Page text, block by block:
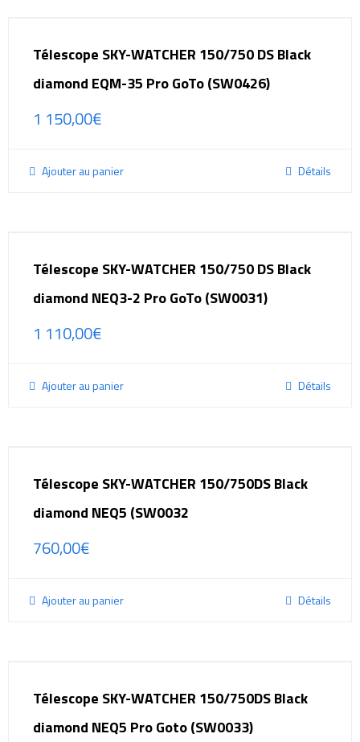
Télescope SKY-WATCHER 150/750 DS Black
diamond EQM-35 Pro GoTo (SW0426)
1 150,00€
Ajouter au panier Détails
Télescope SKY-WATCHER 150/750 DS Black
diamond NEQ3-2 Pro GoTo (SW0031)
1 110,00€
Ajouter au panier Détails
Télescope SKY-WATCHER 150/750DS Black
diamond NEQ5 (SW0032
760,00€
Ajouter au panier Détails
Télescope SKY-WATCHER 150/750DS Black
diamond NEQ5 Pro Goto (SW0033)